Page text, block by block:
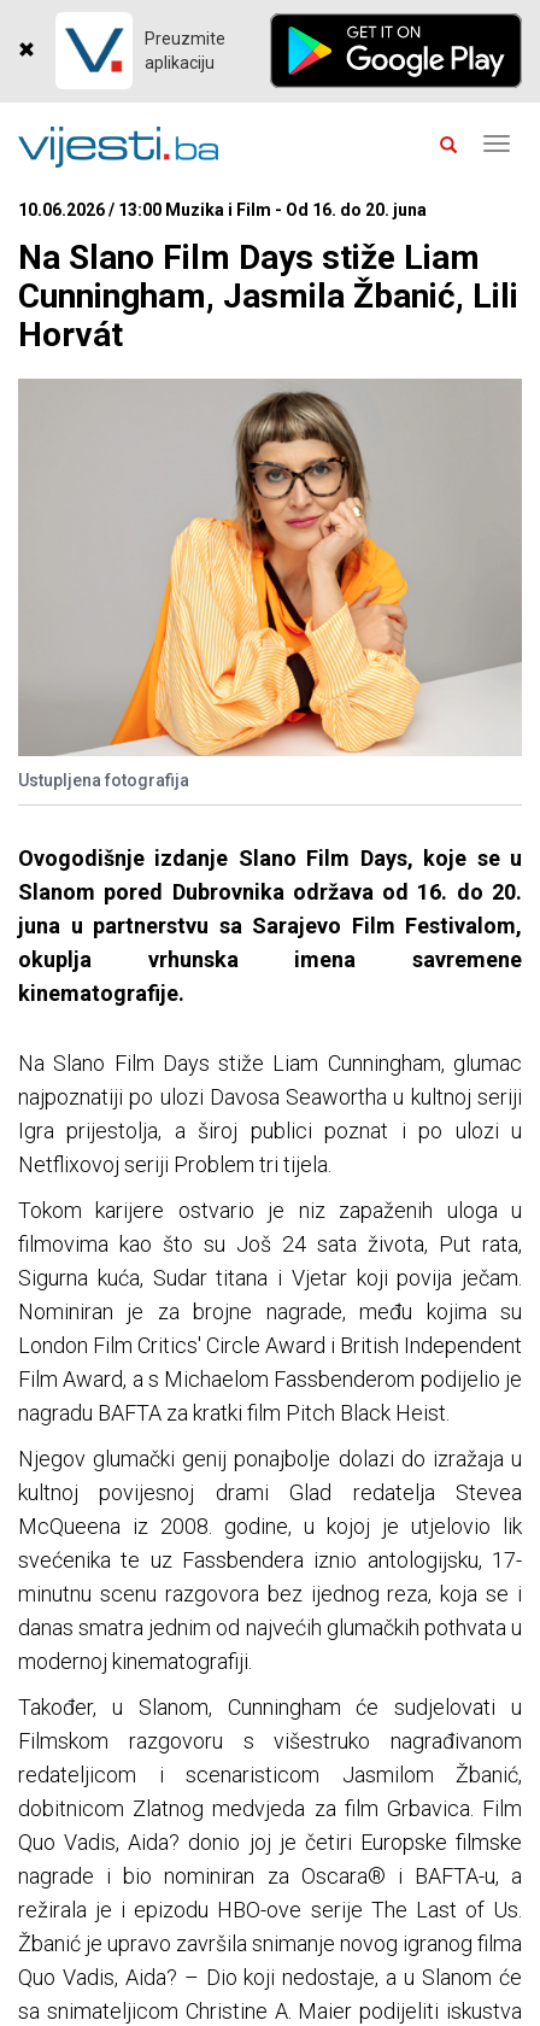
Preuzmite
aplikaciju
10.06.2026 / 13:00 Muzika i Film - Od 16. do 20. juna
Na Slano Film Days stiže Liam
Cunningham, Jasmila Žbanić, Lili
Horvát
Ustupljena fotografija
Ovogodišnje izdanje Slano Film Days, koje se u
Slanom pored Dubrovnika održava od 16. do 20.
juna u partnerstvu sa Sarajevo Film Festivalom,
okuplja vrhunska imena savremene
kinematografije.
Na Slano Film Days stiže Liam Cunningham, glumac
najpoznatiji po ulozi Davosa Seawortha u kultnoj seriji
Igra prijestolja, a široj publici poznat i po ulozi u
Netflixovoj seriji Problem tri tijela.
Tokom karijere ostvario je niz zapaženih uloga u
filmovima kao što su Još 24 sata života, Put rata,
Sigurna kuća, Sudar titana i Vjetar koji povija ječam.
Nominiran je za brojne nagrade, među kojima su
London Film Critics' Circle Award i British Independent
Film Award, a s Michaelom Fassbenderom podijelio je
nagradu BAFTA za kratki film Pitch Black Heist.
Njegov glumački genij ponajbolje dolazi do izražaja u
kultnoj povijesnoj drami Glad redatelja Stevea
McQueena iz 2008. godine, u kojoj je utjelovio lik
svećenika te uz Fassbendera iznio antologijsku, 17-
minutnu scenu razgovora bez ijednog reza, koja se i
danas smatra jednim od najvećih glumačkih pothvata u
modernoj kinematografiji.
Također, u Slanom, Cunningham će sudjelovati u
Filmskom razgovoru s višestruko nagrađivanom
redateljicom i scenaristicom Jasmilom Žbanić,
dobitnicom Zlatnog medvjeda za film Grbavica. Film
Quo Vadis, Aida? donio joj je četiri Europske filmske
nagrade i bio nominiran za Oscara® i BAFTA-u, a
režirala je i epizodu HBO-ove serije The Last of Us.
Žbanić je upravo završila snimanje novog igranog filma
Quo Vadis, Aida? – Dio koji nedostaje, a u Slanom će
sa snimateljicom Christine A. Maier podijeliti iskustva